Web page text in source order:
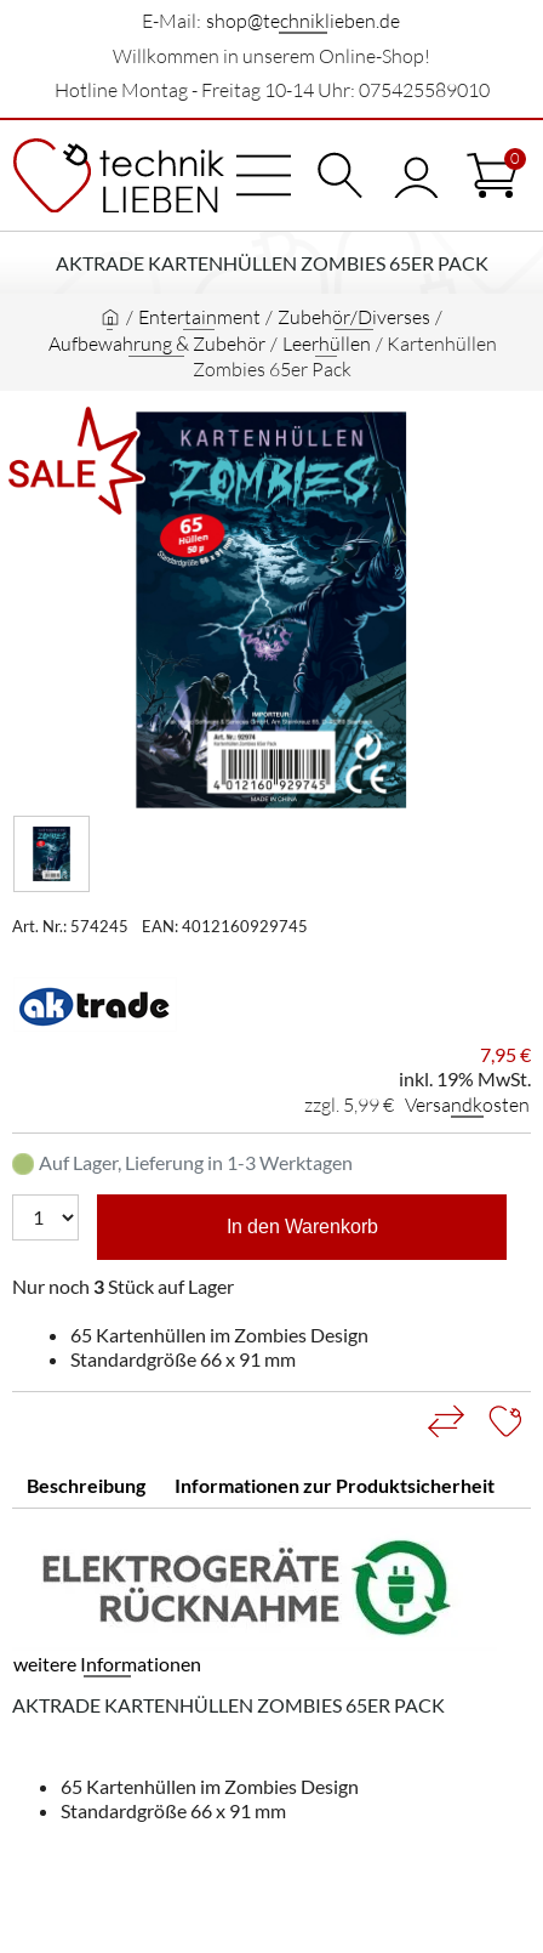
E-Mail: shop@techniklieben.de
Willkommen in unserem Online-Shop!
Hotline Montag - Freitag 10-14 Uhr: 075425589010
0
AKTRADE KARTENHÜLLEN ZOMBIES 65ER PACK
/ Entertainment / Zubehör/Diverses /
Aufbewahrung & Zubehör / Leerhüllen / Kartenhüllen
Zombies 65er Pack
Art. Nr.: 574245 EAN: 4012160929745
7,95 €
inkl. 19% MwSt.
zzgl. 5,99 € Versandkosten
Auf Lager, Lieferung in 1-3 Werktagen
In den Warenkorb
Nur noch 3Stück auf Lager
65 Kartenhüllen im Zombies Design
Standardgröße 66 x 91 mm
Beschreibung Informationen zur Produktsicherheit
weitere Informationen
AKTRADE KARTENHÜLLEN ZOMBIES 65ER PACK
65 Kartenhüllen im Zombies Design
Standardgröße 66 x 91 mm